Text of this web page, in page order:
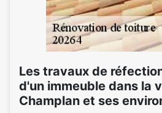
Les travaux de
d'un immeuble dans la
Champlan et ses